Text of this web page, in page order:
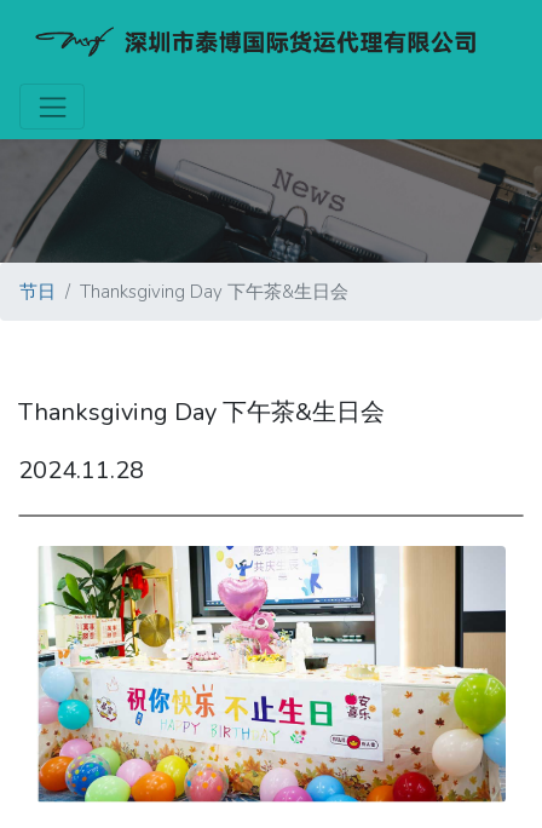
节日 Thanksgiving Day 下午茶&生日会
Thanksgiving Day 下午茶&生日会
2024.11.28